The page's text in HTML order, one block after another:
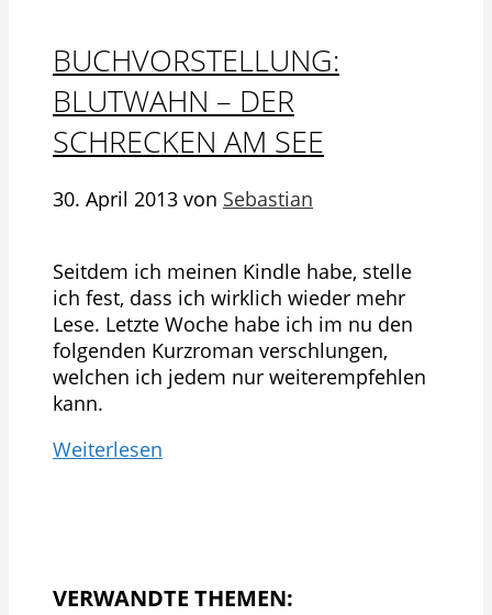
BUCHVORSTELLUNG:
BLUTWAHN – DER
SCHRECKEN AM SEE
30. April 2013 von Sebastian
Seitdem ich meinen Kindle habe, stelle
ich fest, dass ich wirklich wieder mehr
Lese. Letzte Woche habe ich im nu den
folgenden Kurzroman verschlungen,
welchen ich jedem nur weiterempfehlen
kann.
Weiterlesen
VERWANDTE THEMEN: